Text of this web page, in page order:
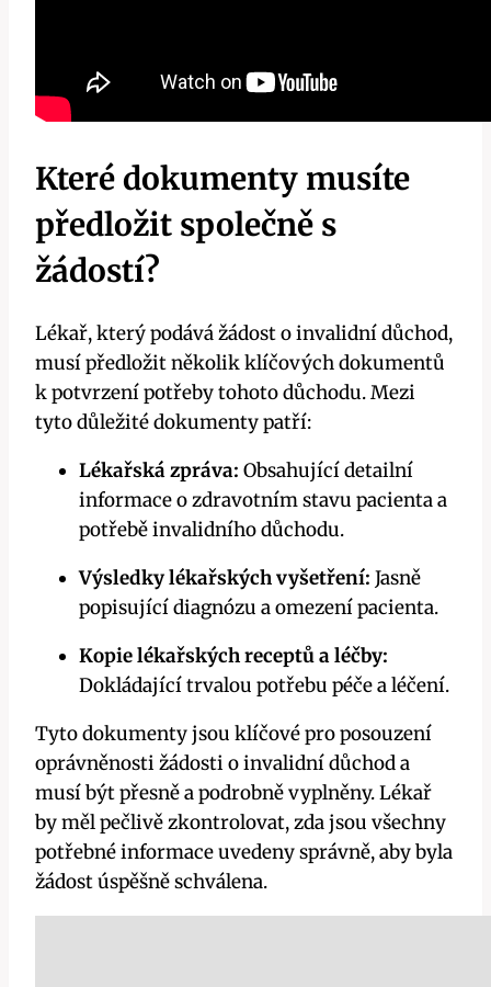
Které dokumenty musíte
předložit společně s
žádostí?
Lékař, který podává žádost o invalidní důchod,
musí předložit několik klíčových dokumentů
k potvrzení potřeby tohoto důchodu. Mezi
tyto důležité dokumenty patří:
Lékařská zpráva: Obsahující detailní
informace o zdravotním stavu pacienta a
potřebě invalidního důchodu.
Výsledky lékařských vyšetření: Jasně
popisující diagnózu a omezení pacienta.
Kopie lékařských receptů a léčby:
Dokládající trvalou potřebu péče a léčení.
Tyto dokumenty jsou klíčové pro posouzení
oprávněnosti žádosti o invalidní důchod a
musí být přesně a podrobně vyplněny. Lékař
by měl pečlivě zkontrolovat, zda jsou všechny
potřebné informace uvedeny správně, aby byla
žádost úspěšně schválena.